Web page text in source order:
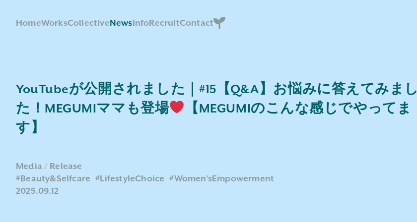
HomeWorksCollectiveNewsInfoRecruitContact
YouTubeが公開されました｜#15【Q&A】お悩みに答えてみまし
た！MEGUMIママも登場
【MEGUMIのこんな感じでやってま
す】
Media
Release
#Beauty&Selfcare #LifestyleChoice #Women’sEmpowerment
2025.09.12